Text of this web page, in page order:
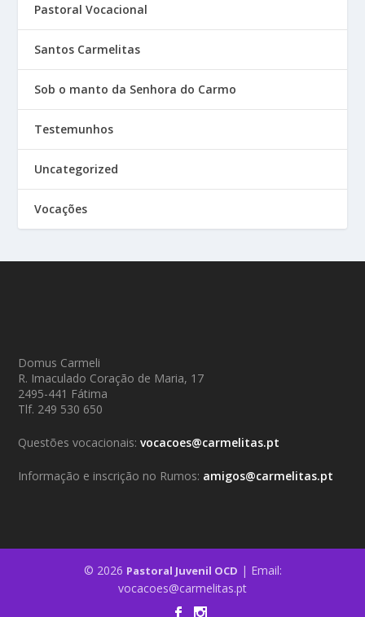
Pastoral Vocacional
Santos Carmelitas
Sob o manto da Senhora do Carmo
Testemunhos
Uncategorized
Vocações
Domus Carmeli
R. Imaculado Coração de Maria, 17
2495-441 Fátima
Tlf. 249 530 650
Questões vocacionais:vocacoes@carmelitas.pt
Informação e inscrição no Rumos: amigos@carmelitas.pt
© 2026 Pastoral Juvenil OCD | Email:
vocacoes@carmelitas.pt